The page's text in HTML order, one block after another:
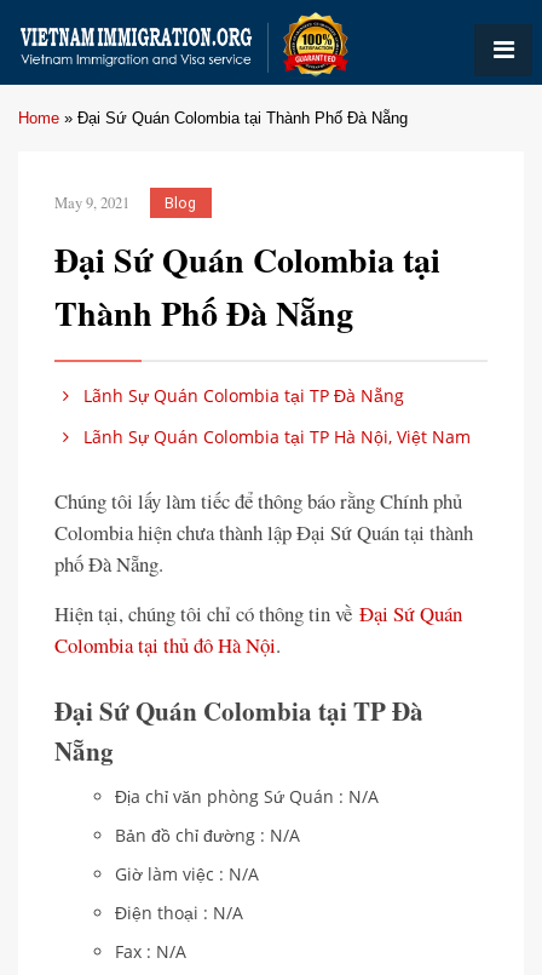
Home » Đại Sứ Quán Colombia tại Thành Phố Đà Nẵng
May 9, 2021 Blog
Đại Sứ Quán Colombia tại
Thành Phố Đà Nẵng
Lãnh Sự Quán Colombia tại TP Đà Nẵng
Lãnh Sự Quán Colombia tại TP Hà Nội, Việt Nam
Chúng tôi lấy làm tiếc để thông báo rằng Chính phủ
Colombia hiện chưa thành lập Đại Sứ Quán tại thành
phố Đà Nẵng.
Hiện tại, chúng tôi chỉ có thông tin về Đại Sứ Quán
Colombia tại thủ đô Hà Nội.
Đại Sứ Quán Colombia tại TP Đà
Nẵng
Địa chỉ văn phòng Sứ Quán : N/A
Bản đồ chỉ đường : N/A
Giờ làm việc : N/A
Điện thoại : N/A
Fax : N/A